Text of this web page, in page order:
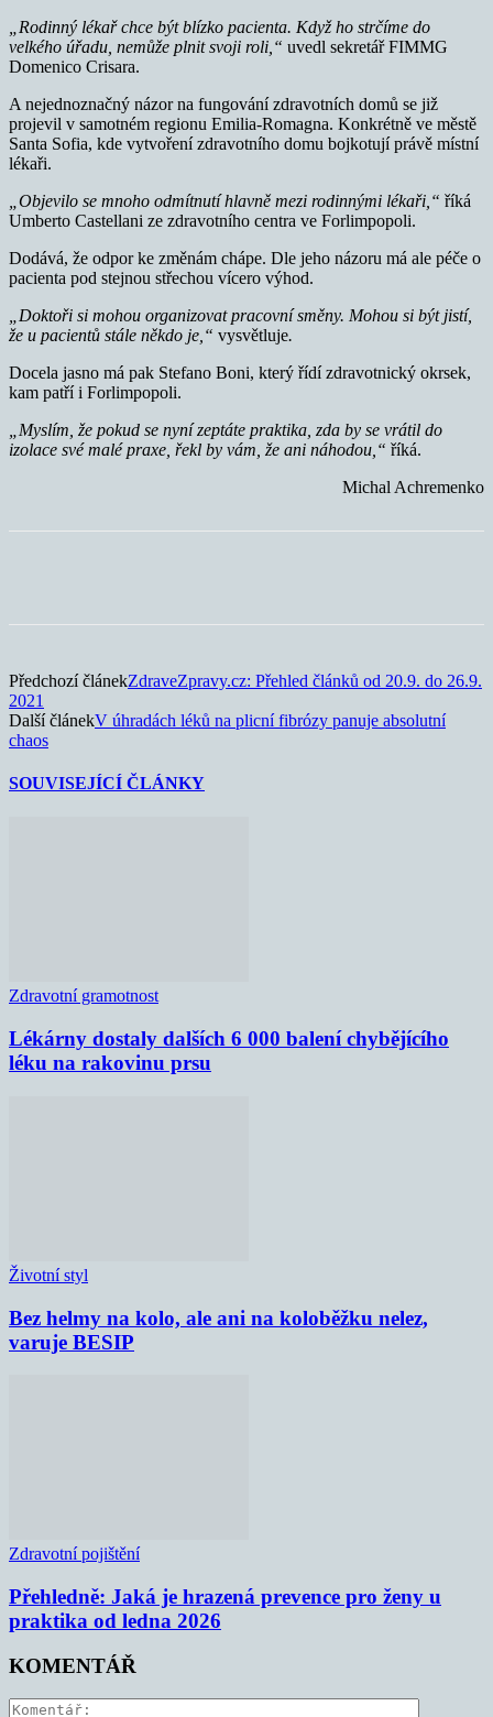
„Rodinný lékař chce být blízko pacienta. Když ho strčíme do
velkého úřadu, nemůže plnit svoji roli,“ uvedl sekretář FIMMG
Domenico Crisara.
A nejednoznačný názor na fungování zdravotních domů se již
projevil v samotném regionu Emilia-Romagna. Konkrétně ve městě
Santa Sofia, kde vytvoření zdravotního domu bojkotují právě místní
lékaři.
„Objevilo se mnoho odmítnutí hlavně mezi rodinnými lékaři,“ říká
Umberto Castellani ze zdravotního centra ve Forlimpopoli.
Dodává, že odpor ke změnám chápe. Dle jeho názoru má ale péče o
pacienta pod stejnou střechou vícero výhod.
„Doktoři si mohou organizovat pracovní směny. Mohou si být jistí,
že u pacientů stále někdo je,“ vysvětluje.
Docela jasno má pak Stefano Boni, který řídí zdravotnický okrsek,
kam patří i Forlimpopoli.
„Myslím, že pokud se nyní zeptáte praktika, zda by se vrátil do
izolace své malé praxe, řekl by vám, že ani náhodou,“ říká.
Michal Achremenko
Předchozí článekZdraveZpravy.cz: Přehled článků od 20.9. do 26.9.
2021
Další článekV úhradách léků na plicní fibrózy panuje absolutní
chaos
SOUVISEJÍCÍ ČLÁNKY
Zdravotní gramotnost
Lékárny dostaly dalších 6 000 balení chybějícího
léku na rakovinu prsu
Životní styl
Bez helmy na kolo, ale ani na koloběžku nelez,
varuje BESIP
Zdravotní pojištění
Přehledně: Jaká je hrazená prevence pro ženy u
praktika od ledna 2026
KOMENTÁŘ